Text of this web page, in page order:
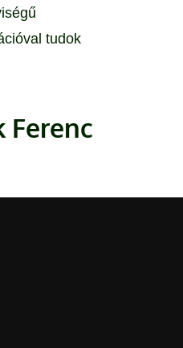
tudok
Ferenc